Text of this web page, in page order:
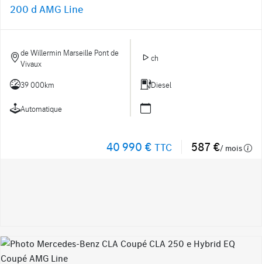
200 d AMG Line
de Willermin Marseille Pont de
Vivaux
ch
39 000km Diesel
Automatique
40 990 € TTC 587 €/ mois